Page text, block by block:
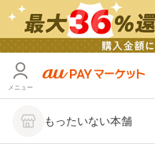
メニュー
もったいない本舗